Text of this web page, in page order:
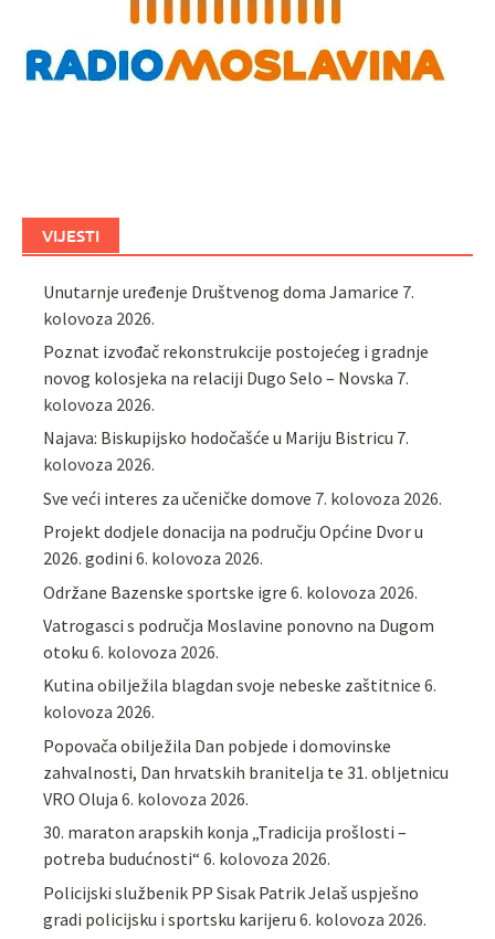
VIJESTI
Unutarnje uređenje Društvenog doma Jamarice 7.
kolovoza 2026.
Poznat izvođač rekonstrukcije postojećeg i gradnje
novog kolosjeka na relaciji Dugo Selo – Novska 7.
kolovoza 2026.
Najava: Biskupijsko hodočašće u Mariju Bistricu 7.
kolovoza 2026.
Sve veći interes za učeničke domove 7. kolovoza 2026.
Projekt dodjele donacija na području Općine Dvor u
2026. godini 6. kolovoza 2026.
Održane Bazenske sportske igre 6. kolovoza 2026.
Vatrogasci s područja Moslavine ponovno na Dugom
otoku 6. kolovoza 2026.
Kutina obilježila blagdan svoje nebeske zaštitnice 6.
kolovoza 2026.
Popovača obilježila Dan pobjede i domovinske
zahvalnosti, Dan hrvatskih branitelja te 31. obljetnicu
VRO Oluja 6. kolovoza 2026.
30. maraton arapskih konja „Tradicija prošlosti –
potreba budućnosti“ 6. kolovoza 2026.
Policijski službenik PP Sisak Patrik Jelaš uspješno
gradi policijsku i sportsku karijeru 6. kolovoza 2026.